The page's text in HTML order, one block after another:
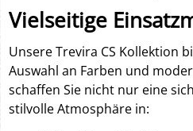
Vielseitige
Unsere Trevira CS Kollektion
Auswahl an Farben und
schaffen Sie nicht nur eine
stilvolle Atmosphäre in: